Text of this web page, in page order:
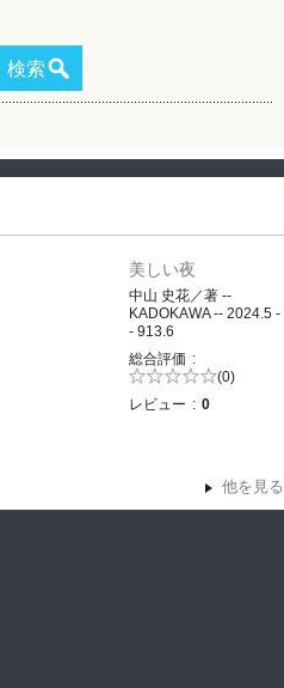
検索
美しい夜
中山 史花／著 --
KADOKAWA -- 2024.5 -
- 913.6
総合評価
5段階評価の (0)
レビュー
0
他を見る